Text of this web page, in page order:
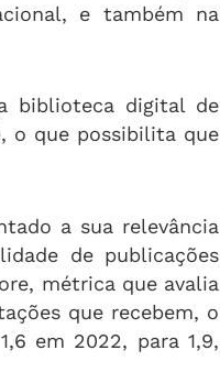
e também na
biblioteca digital de
o que possibilita que
a sua relevância
de publicações
métrica que avalia
que recebem, o
em 2022, para 1,9,